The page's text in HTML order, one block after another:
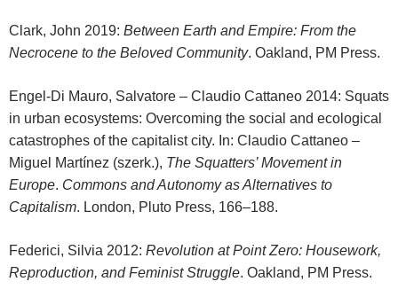
Clark, John 2019: Between Earth and Empire: From the
Necrocene to the Beloved Community. Oakland, PM Press.
Engel-Di Mauro, Salvatore – Claudio Cattaneo 2014: Squats
in urban ecosystems: Overcoming the social and ecological
catastrophes of the capitalist city. In: Claudio Cattaneo –
Miguel Martínez (szerk.), The Squatters’ Movement in
Europe. Commons and Autonomy as Alternatives to
Capitalism. London, Pluto Press, 166–188.
Federici, Silvia 2012: Revolution at Point Zero: Housework,
Reproduction, and Feminist Struggle. Oakland, PM Press.